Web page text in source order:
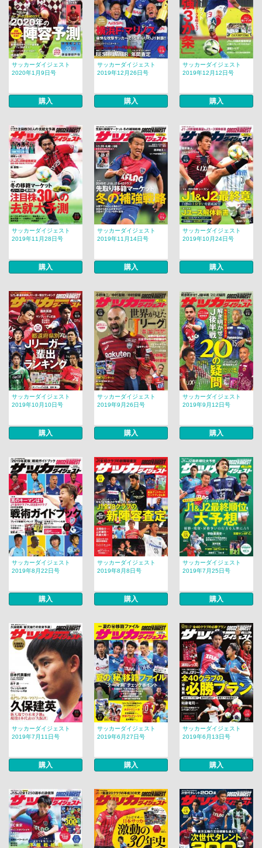
サッカーダイジェスト
2020年1月9日号
購入
サッカーダイジェスト
2019年12月26日号
購入
サッカーダイジェスト
2019年12月12日号
購入
サッカーダイジェスト
2019年11月28日号
購入
サッカーダイジェスト
2019年11月14日号
購入
サッカーダイジェスト
2019年10月24日号
購入
サッカーダイジェスト
2019年10月10日号
購入
サッカーダイジェスト
2019年9月26日号
購入
サッカーダイジェスト
2019年9月12日号
購入
サッカーダイジェスト
2019年8月22日号
購入
サッカーダイジェスト
2019年8月8日号
購入
サッカーダイジェスト
2019年7月25日号
購入
サッカーダイジェスト
2019年7月11日号
購入
サッカーダイジェスト
2019年6月27日号
購入
サッカーダイジェスト
2019年6月13日号
購入